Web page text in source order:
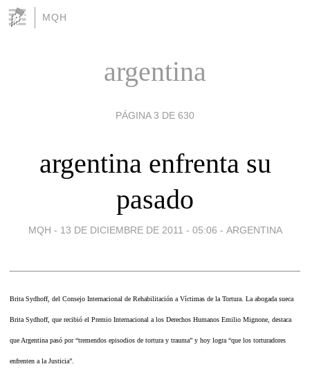
MQH
argentina
PÁGINA 3 DE 630
argentina enfrenta su
pasado
MQH - 13 DE DICIEMBRE DE 2011 - 05:06 - ARGENTINA
Brita Sydhoff, del Consejo Internacional de Rehabilitación a Víctimas de la Tortura. La abogada sueca
Brita Sydhoff, que recibió el Premio Internacional a los Derechos Humanos Emilio Mignone, destaca
que Argentina pasó por “tremendos episodios de tortura y trauma” y hoy logra “que los torturadores
enfrenten a la Justicia”.